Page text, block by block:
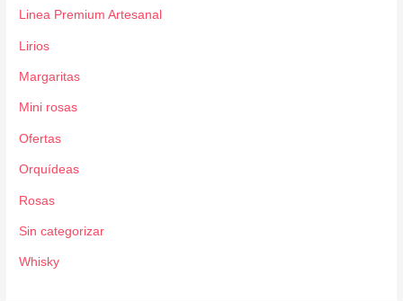
Linea Premium Artesanal
Lirios
Margaritas
Mini rosas
Ofertas
Orquídeas
Rosas
Sin categorizar
Whisky